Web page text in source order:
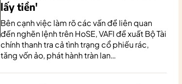
lấy tiền'
Bên cạnh việc làm rõ các vấn đề liên quan
đến nghẽn lệnh trên HoSE, VAFI đề xuất Bộ Tài
chính thanh tra cả tình trạng cổ phiếu rác,
tăng vốn ảo, phát hành tràn lan…